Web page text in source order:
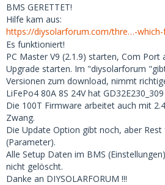
BMS GERETTET!
Hilfe kam aus:
https://diysolarforum.com/thre…-which-
Es funktioniert!
PC Master V9 (2.1.9) starten, Com Port
Upgrade starten. Im "diysolarforum
Versionen zum download, nimmt
LiFePo4 80A 8S 24V hat
Die 100T Firmware arbeitet auch mit
Zwang.
Die Update Option gibt noch, aber
(Parameter).
Alle Setup Daten im BMS
nicht gelöscht.
Danke an DIYSOLARFORUM !!!